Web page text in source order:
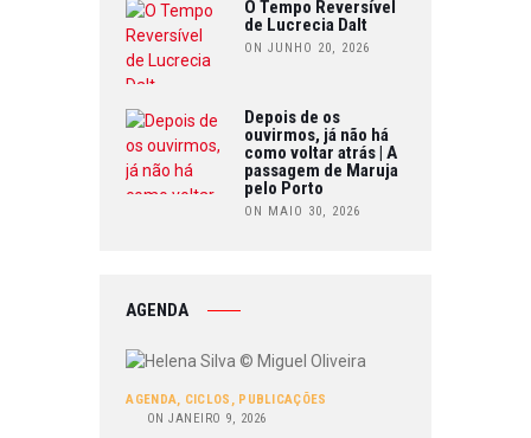
O Tempo Reversível
de Lucrecia Dalt
ON JUNHO 20, 2026
Depois de os
ouvirmos, já não há
como voltar atrás | A
passagem de Maruja
pelo Porto
ON MAIO 30, 2026
AGENDA
AGENDA, CICLOS , PUBLICAÇÕES
ON JANEIRO 9, 2026